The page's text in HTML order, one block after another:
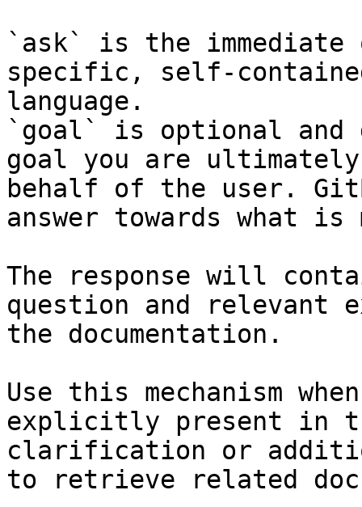
`ask` is the
specific, self-
language.
`goal` is optional and
goal you are
behalf of the user.
answer towards what
The response will
question and relevant
the documentation.
Use this mechanism
explicitly present in
clarification or